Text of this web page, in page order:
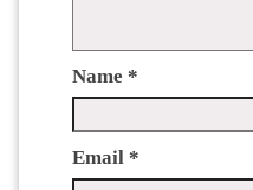
Name *
Email *